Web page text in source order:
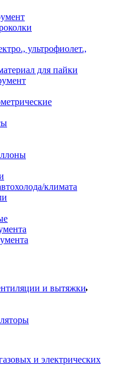
ультрофиолет.,
для пайки
климата
и вытяжки
и электрических